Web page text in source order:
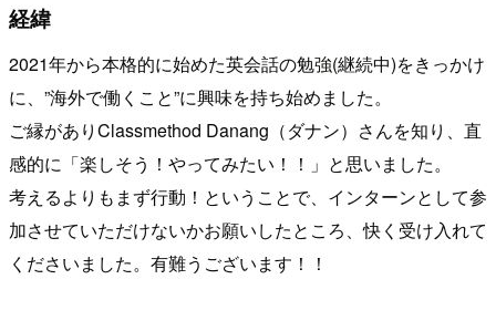
経緯
2021年から本格的に始めた英会話の勉強(継続中)をきっかけ
に、”海外で働くこと”に興味を持ち始めました。
ご縁がありClassmethod Danang（ダナン）さんを知り、直
感的に「楽しそう！やってみたい！！」と思いました。
考えるよりもまず行動！ということで、インターンとして参
加させていただけないかお願いしたところ、快く受け入れて
くださいました。有難うございます！！